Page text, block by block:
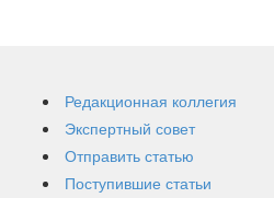
Редакционная коллегия
Экспертный совет
Отправить статью
Поступившие статьи